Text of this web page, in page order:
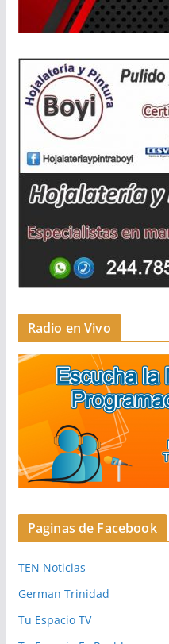
Radio en Vivo
Paginas de Facebook
TEN Noticias
German Trinidad
Tu Espacio TV